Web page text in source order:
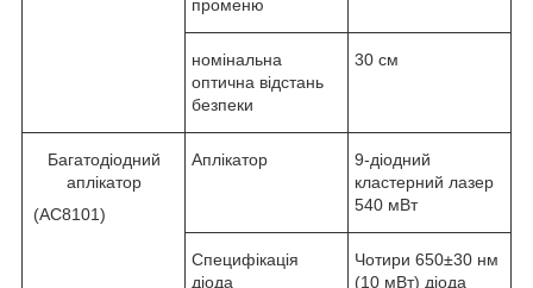
променю
номінальна
оптична відстань
безпеки
30 см
Багатодіодний
аплікатор
(AC8101)
Аплікатор
9-діодний
кластерний лазер
540 мВт
Специфікація
діода
Чотири 650±30 нм
(10 мВт) діода